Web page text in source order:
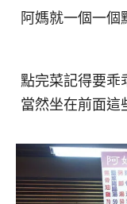
阿媽就一個一個
點完菜記得要乖
當然坐在前面這